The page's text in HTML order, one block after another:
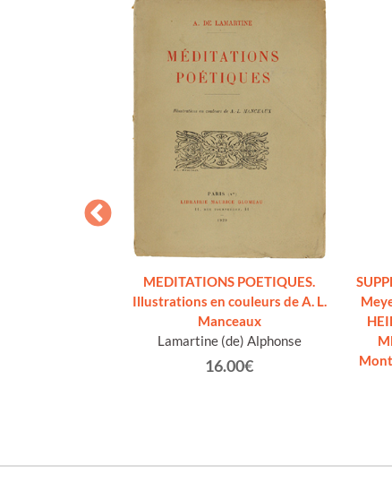
MEDITATIONS POETIQUES.
Illustrations en couleurs de A. L.
Manceaux
Lamartine (de) Alphonse
16.00€